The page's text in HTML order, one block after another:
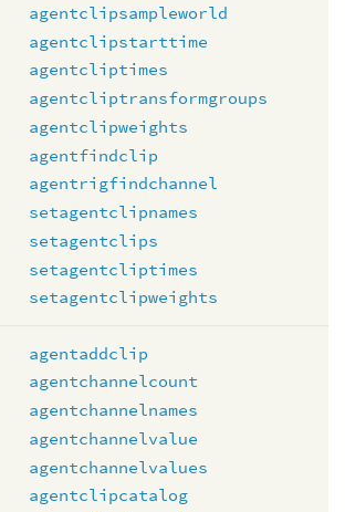
agentclipsampleworld
agentclipstarttime
agentcliptimes
agentcliptransformgroups
agentclipweights
agentfindclip
agentrigfindchannel
setagentclipnames
setagentclips
setagentcliptimes
setagentclipweights
agentaddclip
agentchannelcount
agentchannelnames
agentchannelvalue
agentchannelvalues
agentclipcatalog